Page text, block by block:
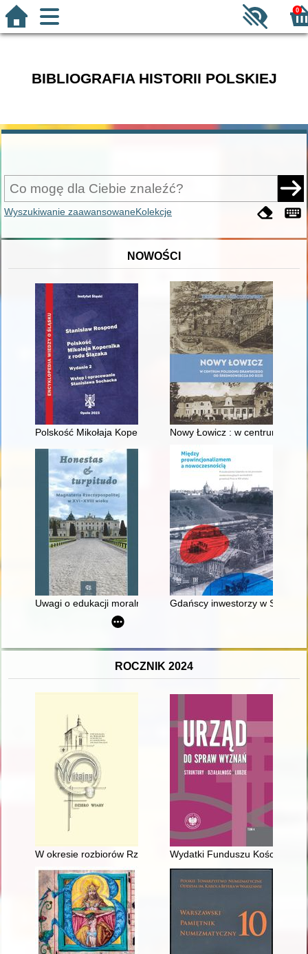
0
BIBLIOGRAFIA HISTORII POLSKIEJ
Wyszukiwanie zaawansowaneKolekcje
NOWOŚCI
Polskość Mikołaja Kopernika z rodu ŚlązakaNowy Łowicz : w centrum
Uwagi o edukacji moralnej synów szlacheckich w XVI-
Gdańscy inwestorzy w
ROCZNIK 2024
W okresie rozbiorów Rzeczypospolitej Obojga Narodów :
Wydatki Funduszu